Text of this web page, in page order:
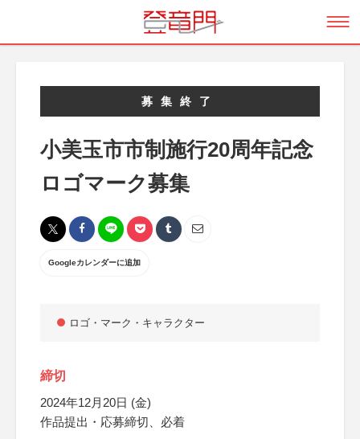
募集終了
小美玉市市制施行20周年記念
ロゴマーク募集
Googleカレンダーに追加
ロゴ・マーク・キャラクター
締切
2024年12月20日 (金)
作品提出・応募締切、必着